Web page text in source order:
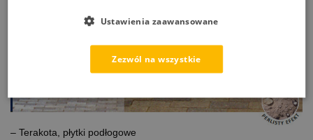
– Terakota, płytki podłogowe
Zezwól na wszystkie
Ustawienia zaawansowane